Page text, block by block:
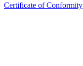
Certificate of Conformity